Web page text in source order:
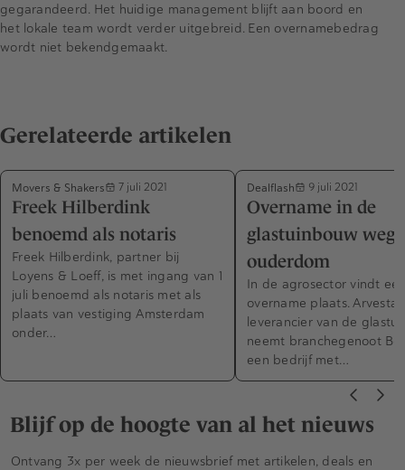
gegarandeerd. Het huidige management blijft aan boord en
het lokale team wordt verder uitgebreid. Een overnamebedrag
wordt niet bekendgemaakt.
Gerelateerde artikelen
Movers & Shakers 7 juli 2021
Freek Hilberdink
benoemd als notaris
Freek Hilberdink, partner bij
Loyens & Loeff, is met ingang van 1
juli benoemd als notaris met als
plaats van vestiging Amsterdam
onder…
Dealflash 9 juli 2021
Overname in de
glastuinbouw
ouderdom
In de agrosector vindt
overname plaats. Arvesta,
leverancier van de
neemt branchegenoot
een bedrijf met…
Blijf op de hoogte van al het nieuws
Ontvang 3x per week de nieuwsbrief met artikelen, deals en